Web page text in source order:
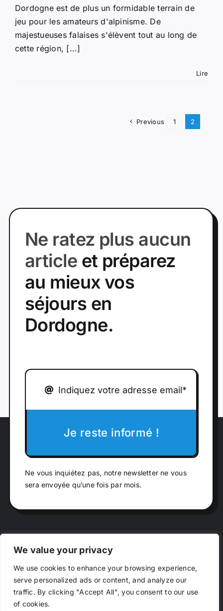
We value your privacy
We use cookies to enhance your browsing experience,
serve personalized ads or content, and analyze our
traffic. By clicking "Accept All", you consent to our use
of cookies.
Dordogne est de plus un formidable terrain de
jeu pour les amateurs d'alpinisme. De
majestueuses falaises s'élèvent tout au long de
cette région, [...]
Lire
Previous 1 2
Ne ratez plus aucun
article et préparez
au mieux vos
séjours en
Dordogne.
Je reste informé !
Ne vous inquiétez pas, notre newsletter ne vous
sera envoyée qu’une fois par mois.
Toggle
Navigation
Campings